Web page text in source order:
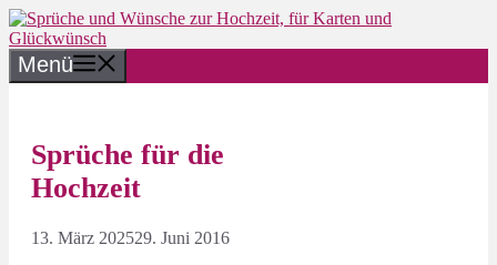
Zum
Inhalt
springen
Menü
Sprüche für die
Hochzeit
13. März 202529. Juni 2016